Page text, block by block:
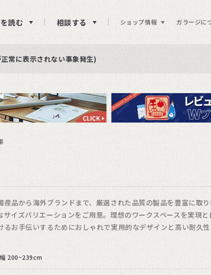
読む 相談する ショップ情報 ガラージに
お待ちしております
常に表示されない事象発生)
産品から海外ブランドまで、厳選された品質の製品を豊富に取り
サイズバリエーションをご用意。理想のワークスペースを実現と
るお手伝いするためにおしゃれで実用的なデザインと高い耐久
幅 200~239cm